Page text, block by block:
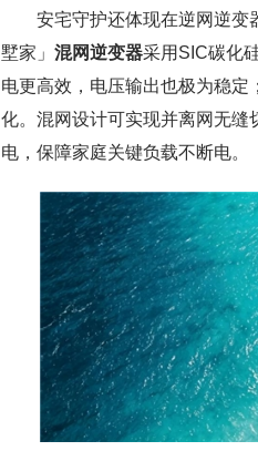
安宅守护还体现在逆网逆变
墅家」 混网逆变器采用SIC碳化
电更高效，电压输出也极为稳
化。混网设计可实现并离网无
电，保障家庭关键负载不断电。